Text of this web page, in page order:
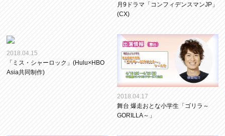
月9ドラマ「コンフィデンスマンJP」
(CX)
2018.04.15
「ミス・シャーロック」(Hulu×HBO
Asia共同制作)
2018.04.17
舞台 爆走おとな小学生「ゴリラ～
GORILLA～」